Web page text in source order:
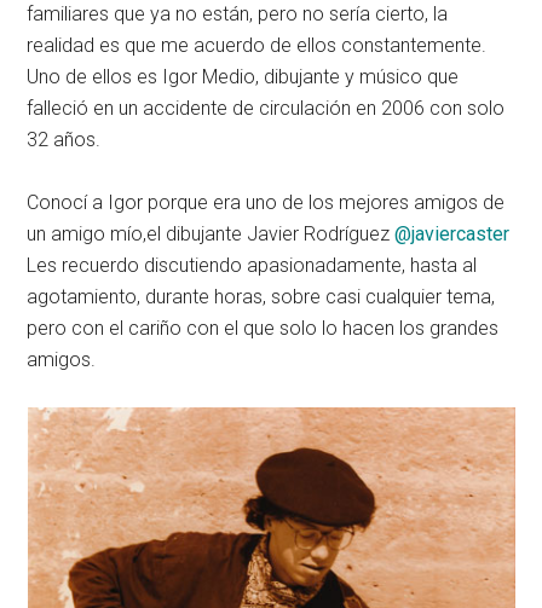
familiares que ya no están, pero no sería cierto, la
realidad es que me acuerdo de ellos constantemente.
Uno de ellos es Igor Medio, dibujante y músico que
falleció en un accidente de circulación en 2006 con solo
32 años.
Conocí a Igor porque era uno de los mejores amigos de
un amigo mío,el dibujante Javier Rodríguez@javiercaster
Les recuerdo discutiendo apasionadamente, hasta al
agotamiento, durante horas, sobre casi cualquier tema,
pero con el cariño con el que solo lo hacen los grandes
amigos.